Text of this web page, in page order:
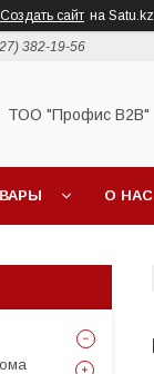
Создать сайт на Satu.kz
382-19-56
ТОО "Профис В2В"
О НАС